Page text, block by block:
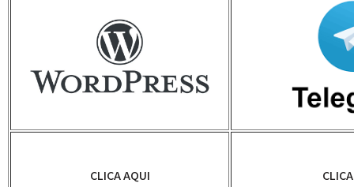
CLICA AQUI